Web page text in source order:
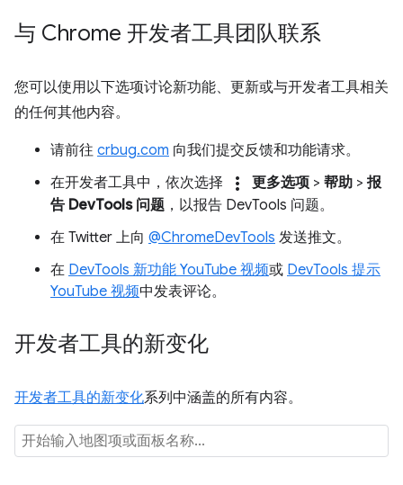
与 Chrome 开发者工具团队联系
您可以使用以下选项讨论新功能、更新或与开发者工具相关
的任何其他内容。
请前往 crbug.com 向我们提交反馈和功能请求。
在开发者工具中，依次选择
more_vert 更多选项 > 帮助 > 报
告 DevTools 问题 ，以报告 DevTools 问题。
在 Twitter 上向 @ChromeDevTools 发送推文。
在 DevTools 新功能 YouTube 视频或 DevTools 提示
YouTube 视频中发表评论。
开发者工具的新变化
开发者工具的新变化系列中涵盖的所有内容。